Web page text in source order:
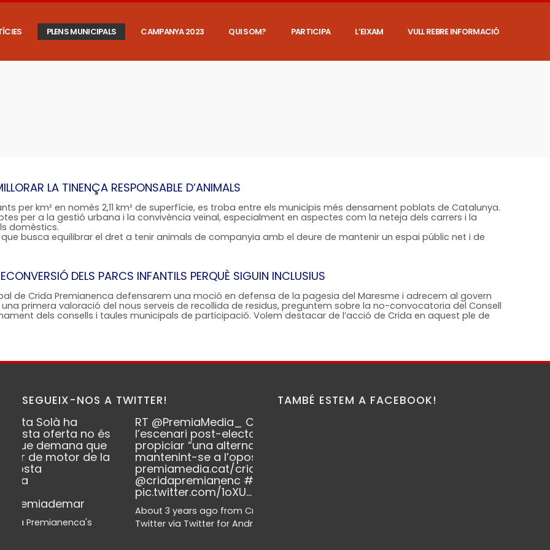
PLENS MUNICIPALS CAMPANYA 2023 QUI SOM? PARTICIPA L’EIXAM VULL REBRE INFORMACIÓ
LA TINENÇA RESPONSABLE D’ANIMALS
per km² en només 2,11 km² de superfície, es troba entre els municipis més densament poblats de Catalunya.
per a la gestió urbana i la convivència veïnal, especialment en aspectes com la neteja dels carrers i la
domèstics.
busca equilibrar el dret a tenir animals de companyia amb el deure de mantenir un espai públic net i de
DELS PARCS INFANTILS PERQUÈ SIGUIN INCLUSIUS
de Crida Premianenca defensarem una moció en defensa de la pagesia del Maresme i adrecem al govern
primera valoració del nous serveis de recollida de residus, preguntem sobre la no-convocatoria del Consell
dels consells i taules municipals de participació. Volem destacar de l’acció de Crida en aquest ple de
SEGUEIX-NOS A TWITTER!
no és
que
de la
RT @PremiaMedia_Crida anima
l’escenari post-electoral i s’ofereix a
propiciar “una alternativa de govern”
mantenint-se a l’oposició
premiamedia.cat/crid…
@cridapremianenc #premiademar
pic.twitter.com/1oXU…
About 3 years agofromCrida Premianenca's
Twitter
Twitter for Android
TAMBÉ ESTEM A FACEBOOK!